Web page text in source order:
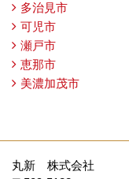
多治見市
可児市
瀬戸市
恵那市
美濃加茂市
丸新 株式会社